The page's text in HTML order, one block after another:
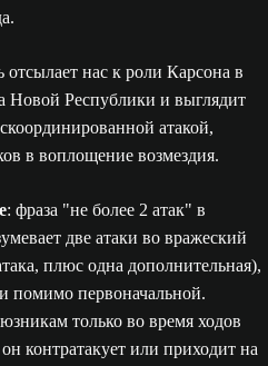
отсылает нас к роли Карсона в
Новой Республики и выглядит
атакой,
в воплощение возмездия.
: фраза "не более 2 атак" в
две атаки во вражеский
плюс одна дополнительная),
помимо первоначальной.
только во время ходов
контратакует или приходит на